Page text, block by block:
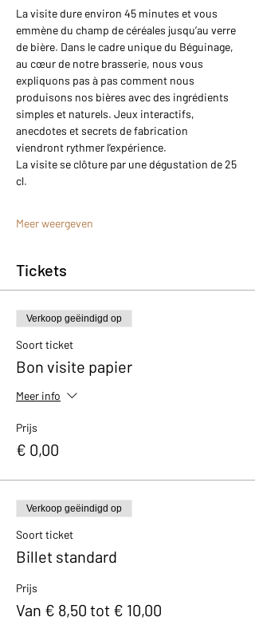
La visite dure environ 45 minutes et vous
emmène du champ de céréales jusqu’au verre
de bière. Dans le cadre unique du Béguinage,
au cœur de notre brasserie, nous vous
expliquons pas à pas comment nous
produisons nos bières avec des ingrédients
simples et naturels. Jeux interactifs,
anecdotes et secrets de fabrication
viendront rythmer l’expérience.
La visite se clôture par une dégustation de 25
cl.
Meer weergeven
Tickets
Verkoop geëindigd op
Soort ticket
Bon visite papier
Meer info
Prijs
€ 0,00
Verkoop geëindigd op
Soort ticket
Billet standard
Prijs
Van € 8,50 tot € 10,00